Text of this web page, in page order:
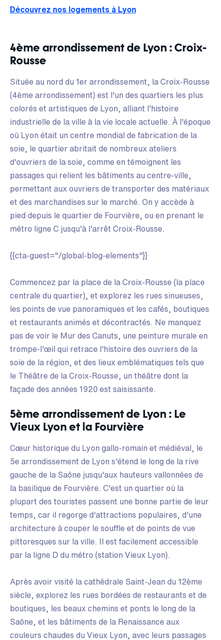
Découvrez nos logements à Lyon
4ème arrondissement de Lyon : Croix-
Rousse
Située au nord du 1er arrondissement, la Croix-Rousse
(4ème arrondissement) est l'un des quartiers les plus
colorés et artistiques de Lyon, alliant l'histoire
industrielle de la ville à la vie locale actuelle. À l'époque
où Lyon était un centre mondial de fabrication de la
soie, le quartier abritait de nombreux ateliers
d'ouvriers de la soie, comme en témoignent les
passages qui relient les bâtiments au centre-ville,
permettant aux ouvriers de transporter des matériaux
et des marchandises sur le marché. On y accède à
pied depuis le quartier de Fourvière, ou en prenant le
métro ligne C jusqu'à l'arrêt Croix-Rousse.
{{cta-guest="/global-blog-elements"}}
Commencez par la place de la Croix-Rousse (la place
centrale du quartier), et explorez les rues sinueuses,
les points de vue panoramiques et les cafés, boutiques
et restaurants animés et décontractés. Ne manquez
pas de voir le Mur des Canuts, une peinture murale en
trompe-l'œil qui retrace l'histoire des ouvriers de la
soie de la région, et des lieux emblématiques tels que
le Théâtre de la Croix-Rousse, un théâtre dont la
façade des années 1920 est saisissante.
5ème arrondissement de Lyon : Le
Vieux Lyon et la Fourvière
Cœur historique du Lyon gallo-romain et médiéval, le
5e arrondissement de Lyon s'étend le long de la rive
gauche de la Saône jusqu'aux hauteurs vallonnées de
la basilique de Fourvière. C'est un quartier où la
plupart des touristes passent une bonne partie de leur
temps, car il regorge d'attractions populaires, d'une
architecture à couper le souffle et de points de vue
pittoresques sur la ville. Il est facilement accessible
par la ligne D du métro (station Vieux Lyon).
Après avoir visité la cathédrale Saint-Jean du 12ème
siècle, explorez les rues bordées de restaurants et de
boutiques, les beaux chemins et ponts le long de la
Saône, et les bâtiments de la Renaissance aux
couleurs chaudes du Vieux Lyon, avec leurs passages